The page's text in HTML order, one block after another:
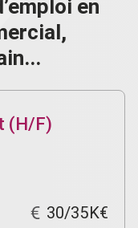
en
(H/F)
30/35K€